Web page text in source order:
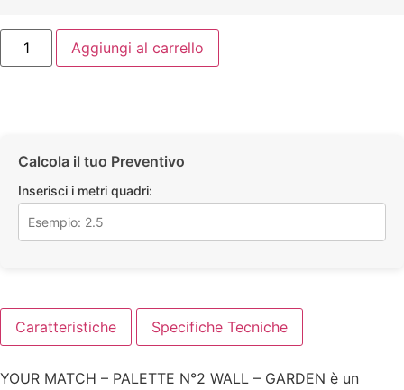
Aggiungi al carrello
Calcola il tuo Preventivo
Inserisci i metri quadri:
Caratteristiche Specifiche Tecniche
YOUR MATCH – PALETTE N°2 WALL – GARDEN è un